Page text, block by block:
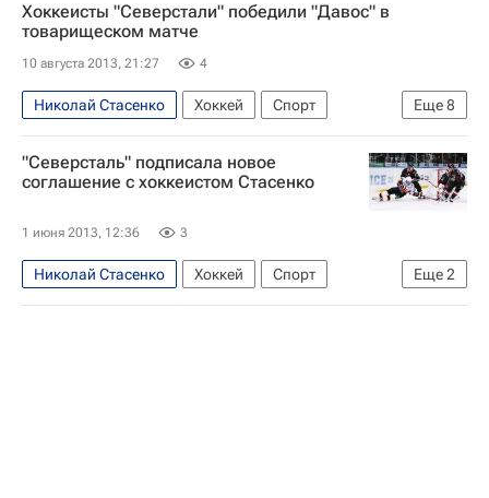
Хоккеисты "Северстали" победили "Давос" в
товарищеском матче
10 августа 2013, 21:27 4
Еще8
Николай Стасенко Хоккей
Спорт
Мультимедийный спортивный пакет
товарищеские матчи
Игорь Петров
Давос
Евгений Монс
Линус Виделль
"Северсталь" подписала новое
соглашение с хоккеистом Стасенко
1 июня 2013, 12:36 3
Еще2
Николай Стасенко Хоккей
Спорт
Трансферное окно в КХЛ
Северсталь